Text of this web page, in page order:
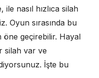
nasıl hızlıca silah
Oyun sırasında bu
öne geçirebilir. Hayal
silah var ve
İşte bu